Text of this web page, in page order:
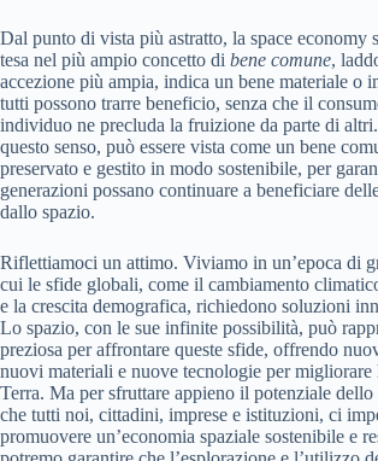
Dal punto di vista più astratto, la space economy
tesa nel più ampio concetto di bene comune,
accezione più ampia, indica un bene materiale o
tutti possono trarre beneficio, senza che il
individuo ne precluda la fruizione da parte di
questo senso, può essere vista come un bene
preservato e gestito in modo sostenibile, per
generazioni possano continuare a beneficiare
dallo spazio.
Riflettiamoci un attimo. Viviamo in un’epoca di
cui le sfide globali, come il cambiamento
e la crescita demografica, richiedono soluzioni
Lo spazio, con le sue infinite possibilità, può
preziosa per affrontare queste sfide, offrendo
nuovi materiali e nuove tecnologie per migliorare
Terra. Ma per sfruttare appieno il potenziale dello
che tutti noi, cittadini, imprese e istituzioni, ci
promuovere un’economia spaziale sostenibile e